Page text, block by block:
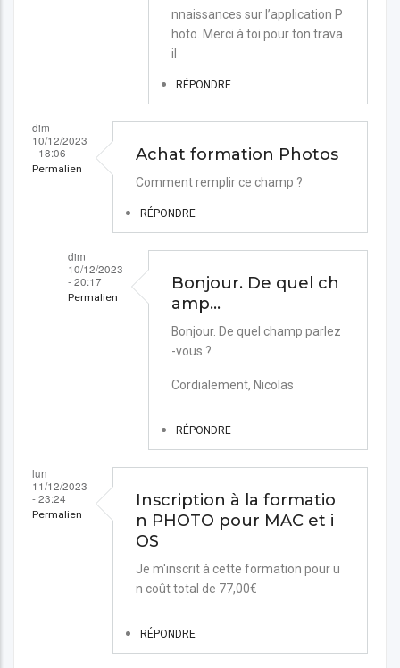
photo
(77€)
nnaissances sur l’application P
hoto. Merci à toi pour ton trava
il
RÉPONDRE
dim
10/12/2023
- 18:06
Permalien
Achat formation Photos
Comment remplir ce champ ?
RÉPONDRE
dim
10/12/2023
- 20:17
Permalien
par
Bonjour. De quel ch
amp…
Bonjour. De quel champ parlez
-vous ?
Cordialement, Nicolas
RÉPONDRE
lun
11/12/2023
- 23:24
Permalien
Inscription à la formatio
n PHOTO pour MAC et i
OS
Je m'inscrit à cette formation pour u
n coût total de 77,00€
RÉPONDRE